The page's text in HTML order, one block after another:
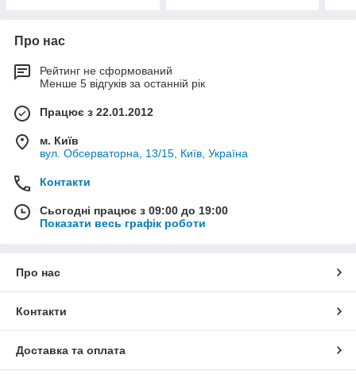
Про нас
Рейтинг не сформований
Менше 5 відгуків за останній рік
Працює з 22.01.2012
м. Київ
вул. Обсерваторна, 13/15, Київ, Україна
Контакти
Сьогодні працює з 09:00 до 19:00
Показати весь графік роботи
Про нас
Контакти
Доставка та оплата